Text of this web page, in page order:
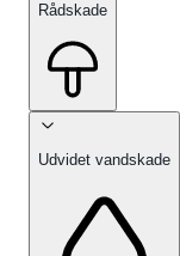
Rådskade
Udvidet vandskade